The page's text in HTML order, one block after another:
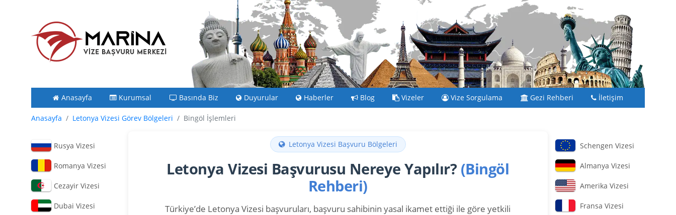
Anasayfa Kurumsal Basında Biz Duyurular Haberler Blog Vizeler Vize Sorgulama Gezi Rehberi İletişim
Anasayfa Letonya Vizesi Görev Bölgeleri Bingöl İşlemleri
Rusya Vizesi
Romanya Vizesi
Cezayir Vizesi
Dubai Vizesi
Letonya Vizesi Başvuru Bölgeleri
Letonya Vizesi Başvurusu Nereye Yapılır? (Bingöl
Rehberi)
Türkiye’de Letonya Vizesi başvuruları, başvuru sahibinin yasal ikamet ettiği ile göre yetkili
Schengen Vizesi
Almanya Vizesi
Amerika Vizesi
Fransa Vizesi